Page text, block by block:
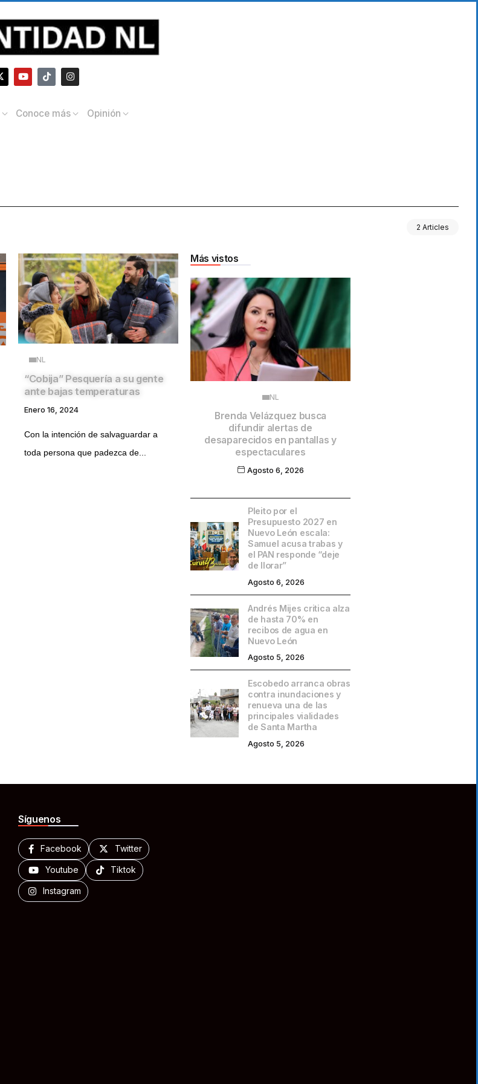
Conoce más Opinión
2 Articles
NL
“Cobija” Pesquería a su gente
ante bajas temperaturas
Enero 16, 2024
Con la intención de salvaguardar a
toda persona que padezca de...
Más vistos
NL
Brenda Velázquez busca
difundir alertas de
desaparecidos en pantallas y
espectaculares
Agosto 6, 2026
Pleito por el
Presupuesto 2027 en
Nuevo León escala:
Samuel acusa trabas y
el PAN responde “deje
de llorar”
Agosto 6, 2026
Andrés Mijes critica alza
de hasta 70% en
recibos de agua en
Nuevo León
Agosto 5, 2026
Escobedo arranca obras
contra inundaciones y
renueva una de las
principales vialidades
de Santa Martha
Agosto 5, 2026
Síguenos
Facebook Twitter
Youtube Tiktok
Instagram